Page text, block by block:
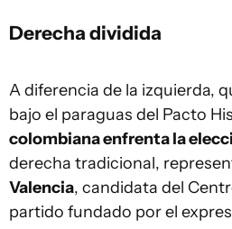
Derecha dividida
A diferencia de la izquierda,
bajo el paraguas del Pacto
colombiana enfrenta la
derecha tradicional,
Valencia, candidata del
partido fundado por el